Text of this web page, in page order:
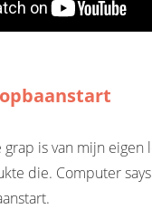
is van mijn eigen
die. Computer